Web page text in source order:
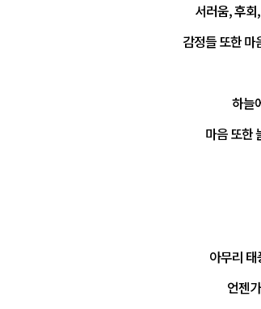
서러움, 후
감정들 또한 마
하늘
마음 또한
아무리
언젠